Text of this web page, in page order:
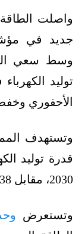
واصلت
وسط سعي
توليد
الأحفوري
وتستهدف
2030، مقابل 38% بنهاية 2022.
وتستعرض